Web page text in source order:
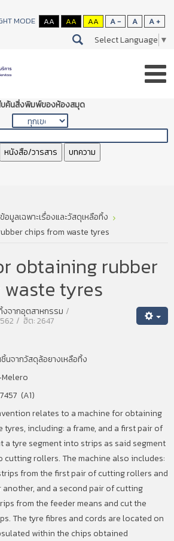
MODE AA AA AA A - A A +
Select Language ▼
ค้นสิ่งพิมพ์ของห้องสมุด
หนังสือ/วารสาร บทความ
อมูลเฉพาะเรื่องและวัสดุเหลือทิ้ง
chips from waste tyres
obtaining rubber
tyres
จากอุตสาหกรรม
ฮิต: 2647
นจากวัสดุล้อยางเหลือทิ้ง
(A1)
relates to a machine for obtaining
tyres, including: a frame, and a first pair of
a tyre segment into strips as said segment
cutting rollers. The machine also includes:
from the first pair of cutting rollers and
and a second pair of cutting
from the feeder means and cut the
The tyre fibres and cords are located on
within the chips obtained